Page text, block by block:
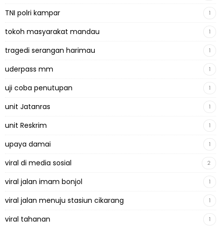
TNI polri kampar 1
tokoh masyarakat mandau 1
tragedi serangan harimau 1
uderpass mm 1
uji coba penutupan 1
unit Jatanras 1
unit Reskrim 1
upaya damai 1
viral di media sosial 2
viral jalan imam bonjol 1
viral jalan menuju stasiun cikarang 1
viral tahanan 1